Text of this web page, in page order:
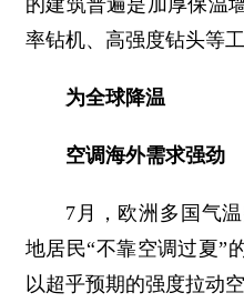
的建筑普遍是加厚保温
率钻机、高强度钻头等工
为全球降温
空调海外需求强劲
7月，欧洲多国气温
地居民“不靠空调过夏”
以超乎预期的强度拉动空